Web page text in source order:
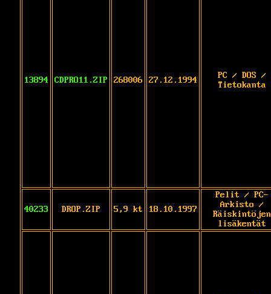
13894 CDPRO11.ZIP 268006 27.12.1994
PC / DOS /
Tietokanta
40233 DROP.ZIP 5,9 kt 18.10.1997
Pelit / PC-
Arkisto /
Räiskintöjen
lisäkentät